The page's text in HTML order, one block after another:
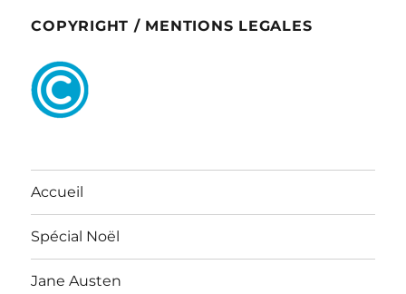
COPYRIGHT / MENTIONS LEGALES
Accueil
Spécial Noël
Jane Austen